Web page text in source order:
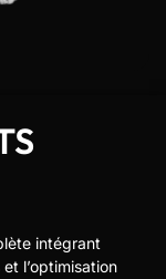
intégrant
l’optimisation